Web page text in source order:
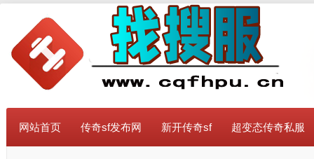
网站首页 传奇sf发布网 新开传奇sf 超变态传奇私服